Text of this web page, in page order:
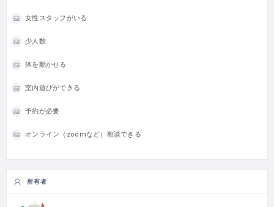
女性スタッフがいる
少人数
体を動かせる
室内遊びができる
予約が必要
オンライン（zoomなど）相談できる
所有者